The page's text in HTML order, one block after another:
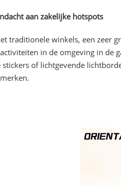
aan zakelijke hotspots
traditionele winkels, een zeer
in de omgeving in de
stickers of lichtgevende